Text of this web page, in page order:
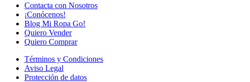
Contacta con Nosotros
¡Conócenos!
Blog Mi Ropa Go!
Quiero Vender
Quiero Comprar
Términos y Condiciones
Aviso Legal
Protección de datos